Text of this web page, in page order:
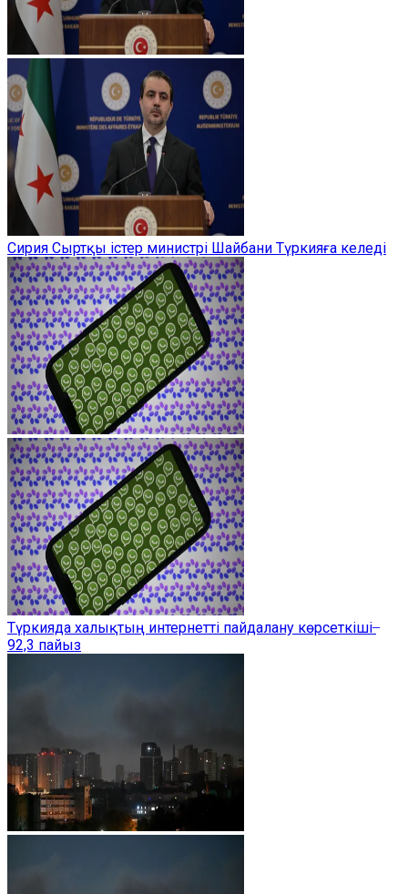
Сирия Сыртқы істер министрі Шайбани Түркияға келеді
Түркияда халықтың интернетті пайдалану көрсеткіші ̶
92,3 пайыз